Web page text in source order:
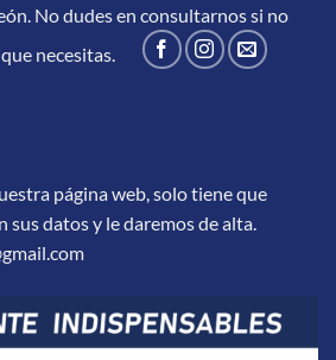
No dudes en consultarnos si no
necesitas.
página web, solo tiene que
sus datos y le daremos de alta.